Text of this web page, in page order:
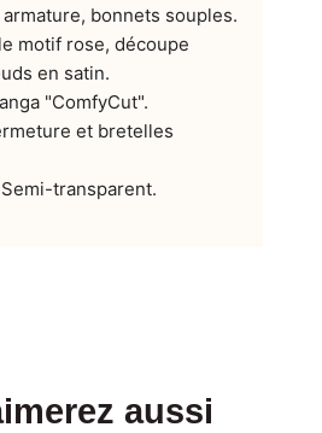
armature, bonnets souples.
motif rose, découpe
en satin.
"ComfyCut".
et bretelles
transparent.
aussi